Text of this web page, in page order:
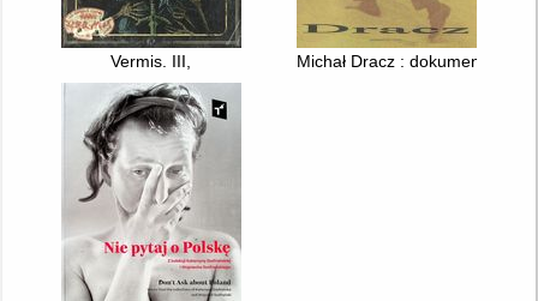
Vermis. III, Michał Dracz : dokumentacja